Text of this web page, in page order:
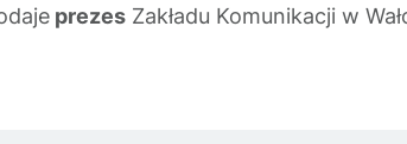
prezes Zakładu Komunikacji w